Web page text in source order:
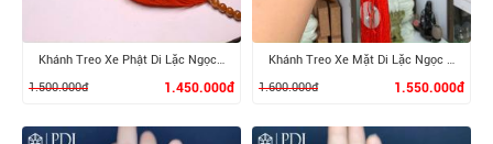
1.500.000đ
1.450.000đ
1.600.000đ
1.550.000đ